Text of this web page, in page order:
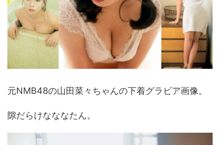
元NMB48の山田菜々ちゃんの下着グラビア画像。
隙だらけなななたん。